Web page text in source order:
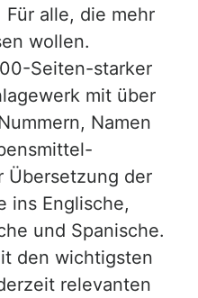
Für alle, die mehr
wollen.
Seiten-starker
mit über
Namen
Übersetzung der
ins Englische,
und Spanische.
den wichtigsten
relevanten